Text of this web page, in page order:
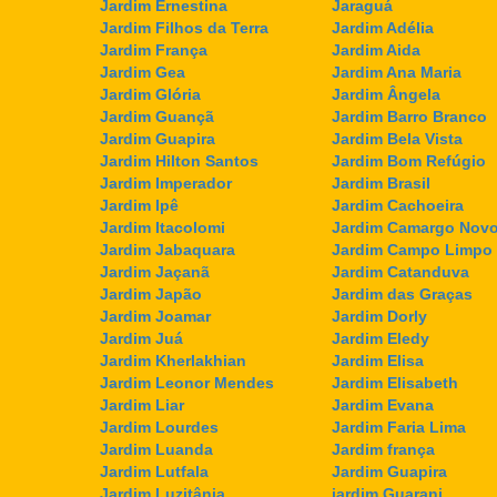
Jardim Ernestina
Jardim Filhos da Terra
Jardim França
Jardim Gea
Jardim Glória
Jardim Guançã
Jardim Guapira
Jardim Hilton Santos
Jardim Imperador
Jardim Ipê
Jardim Itacolomi
Jardim Jabaquara
Jardim Jaçanã
Jardim Japão
Jardim Joamar
Jardim Juá
Jardim Kherlakhian
Jardim Leonor Mendes
Jardim Liar
Jardim Lourdes
Jardim Luanda
Jardim Lutfala
Jaraguá
Jardim Adélia
Jardim Aida
Jardim Ana Maria
Jardim Ângela
Jardim Barro Branco
Jardim Bela Vista
Jardim Bom Refúgio
Jardim Brasil
Jardim Cachoeira
Jardim Camargo
Jardim Campo Limpo
Jardim Catanduva
Jardim das Graças
Jardim Dorly
Jardim Eledy
Jardim Elisa
Jardim Elisabeth
Jardim Evana
Jardim Faria Lima
Jardim frança
Jardim Guapira